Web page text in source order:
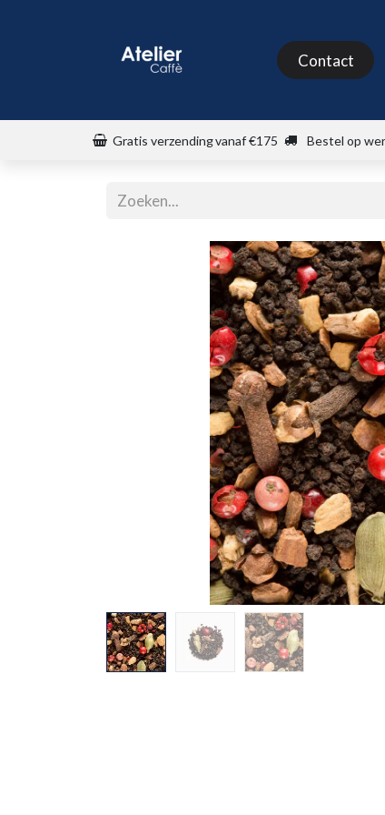
Contact
Gratis verzendingvanaf €175 Bestel op